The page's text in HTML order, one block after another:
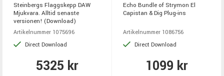
Steinbergs Flaggskepp DAW
Mjukvara. Alltid senaste
versionen! (Download)
Artikelnummer 1075696
Direct Download
5325 kr
Echo Bundle of Strymon El
Capistan & Dig Plug-ins
Artikelnummer 1086756
Direct Download
1099 kr